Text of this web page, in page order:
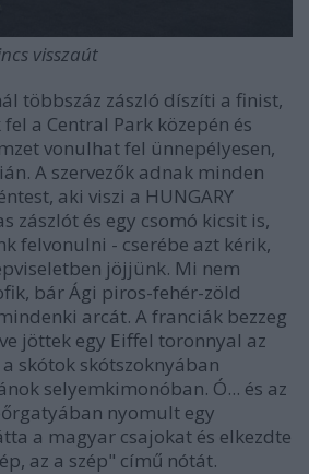
visszaút
többszáz zászló díszíti a finist,
a Central Park közepén és
vonulhat fel ünnepélyesen,
A szervezők adnak minden
aki viszi a HUNGARY
zászlót és egy csomó kicsit is,
felvonulni - cserébe azt kérik,
jöjjünk. Mi nem
bár Ági piros-fehér-zöld
arcát. A franciák bezzeg
jöttek egy Eiffel toronnyal az
skótok skótszoknyában
selyemkimonóban. Ó... és az
nyomult egy
a magyar csajokat és elkezdte
az a szép" című nótát.